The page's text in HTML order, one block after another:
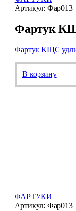
Артикул: Фар013
Фартук
Фартук КЩС
В корзину
ФАРТУКИ
Артикул: Фар013